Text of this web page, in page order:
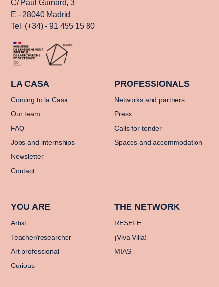
C/ Paul Guinard, 3
E - 28040 Madrid
Tel. (+34) - 91 455 15 80
LA CASA
Coming to la Casa
Our team
FAQ
Jobs and internships
Newsletter
Contact
PROFESSIONALS
Networks and partners
Press
Calls for tender
Spaces and accommodation
YOU ARE
Artist
Teacher/researcher
Art professional
Curious
THE NETWORK
RESEFE
¡Viva Villa!
MIAS